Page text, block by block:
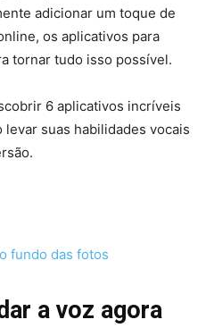
adicionar um toque de
os aplicativos para
tornar tudo isso possível.
6 aplicativos incríveis
levar suas habilidades vocais
fundo das fotos
a voz agora